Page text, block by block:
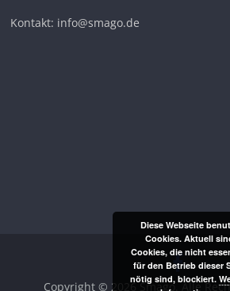
Kontakt: info@smago.de
Copyright © 2026Smago. Alle
Diese Webseite
Cookies. Aktuell
Cookies, die nicht
für den Betrieb dieser
nötig sind, blockiert.